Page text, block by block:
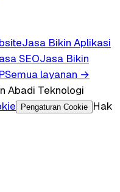
Jasa Bikin Aplikasi
SEOJasa Bikin
Semua layanan →
Abadi Teknologi
Pengaturan Cookie
Hak